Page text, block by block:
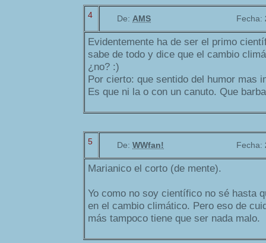
4 De: AMS Fecha:
Evidentemente ha de ser el primo
sabe de todo y dice que el cambio
¿no? :)
Por cierto: que sentido del humor mas
Es que ni la o con un canuto. Que
5 De: WWfan! Fecha:
Marianico el corto (de mente).
Yo como no soy científico no sé hasta
en el cambio climático. Pero eso de
más tampoco tiene que ser nada malo.